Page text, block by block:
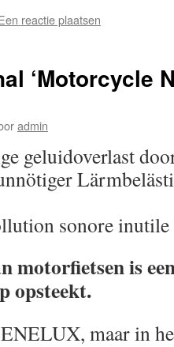
reactie plaatsen
‘Motorcycle
admin
geluidoverlast
sonore inutile
motorfietsen is
opsteekt.
maar in